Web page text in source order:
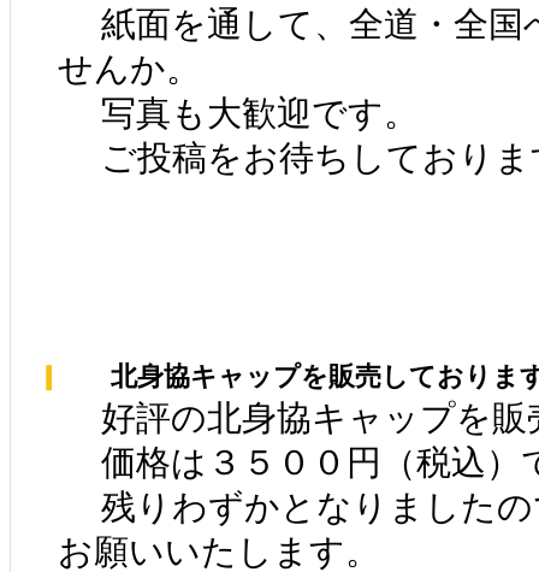
紙面を通して、全道・全国
せんか。
写真も大歓迎です。
ご投稿をお待ちしておりま
北身協キャップを販売しておりま
好評の北身協キャップを販
価格は３５００円（税込）
残りわずかとなりましたの
お願いいたします。